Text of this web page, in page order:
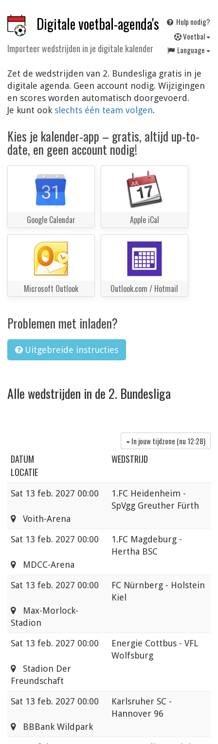
Digitale voetbal-agenda's
Importeer wedstrijden in je digitale kalender
Hulp nodig?
Voetbal
Language
Zet de wedstrijden van 2. Bundesliga gratis in je
digitale agenda. Geen account nodig. Wijzigingen
en scores worden automatisch doorgevoerd.
Je kunt ook slechts één team volgen.
Kies je kalender-app – gratis, altijd up-to-
date, en geen account nodig!
Google Calendar Apple iCal
Microsoft Outlook Outlook.com / Hotmail
Problemen met inladen?
Uitgebreide instructies
Alle wedstrijden in de 2. Bundesliga
In jouw tijdzone (nu 12:28)
DATUM
WEDSTRIJD
LOCATIE
Sat 13 feb. 2027 00:00
1.FC Heidenheim -
SpVgg Greuther Fürth
Voith-Arena
Sat 13 feb. 2027 00:00
1.FC Magdeburg -
Hertha BSC
MDCC-Arena
Sat 13 feb. 2027 00:00
FC Nürnberg - Holstein
Kiel
Max-Morlock-
Stadion
Sat 13 feb. 2027 00:00
Energie Cottbus - VFL
Wolfsburg
Stadion Der
Freundschaft
Sat 13 feb. 2027 00:00
Karlsruher SC -
Hannover 96
BBBank Wildpark